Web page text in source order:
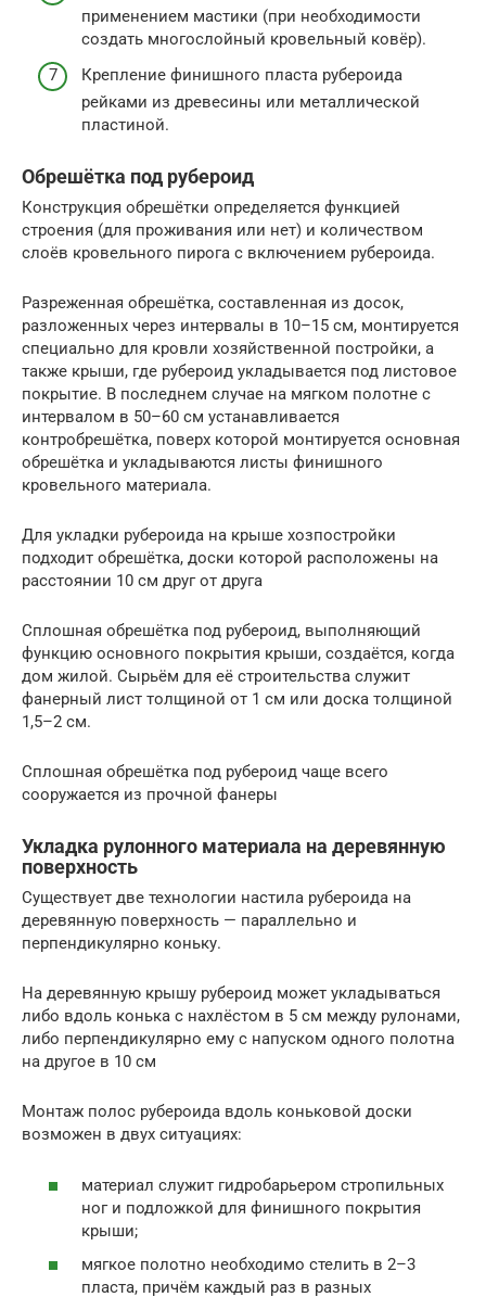
применением мастики (при необходимости
создать многослойный кровельный ковёр).
Крепление финишного пласта рубероида
рейками из древесины или металлической
пластиной.
Обрешётка под рубероид
Конструкция обрешётки определяется функцией
строения (для проживания или нет) и количеством
слоёв кровельного пирога с включением рубероида.
Разреженная обрешётка, составленная из досок,
разложенных через интервалы в 10–15 см, монтируется
специально для кровли хозяйственной постройки, а
также крыши, где рубероид укладывается под листовое
покрытие. В последнем случае на мягком полотне с
интервалом в 50–60 см устанавливается
контробрешётка, поверх которой монтируется основная
обрешётка и укладываются листы финишного
кровельного материала.
Для укладки рубероида на крыше хозпостройки
подходит обрешётка, доски которой расположены на
расстоянии 10 см друг от друга
Сплошная обрешётка под рубероид, выполняющий
функцию основного покрытия крыши, создаётся, когда
дом жилой. Сырьём для её строительства служит
фанерный лист толщиной от 1 см или доска толщиной
1,5–2 см.
Сплошная обрешётка под рубероид чаще всего
сооружается из прочной фанеры
Укладка рулонного материала на деревянную
поверхность
Существует две технологии настила рубероида на
деревянную поверхность — параллельно и
перпендикулярно коньку.
На деревянную крышу рубероид может укладываться
либо вдоль конька с нахлёстом в 5 см между рулонами,
либо перпендикулярно ему с напуском одного полотна
на другое в 10 см
Монтаж полос рубероида вдоль коньковой доски
возможен в двух ситуациях:
материал служит гидробарьером стропильных
ног и подложкой для финишного покрытия
крыши;
мягкое полотно необходимо стелить в 2–3
пласта, причём каждый раз в разных